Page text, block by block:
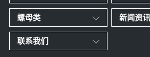
螺母类 新闻资讯
联系我们